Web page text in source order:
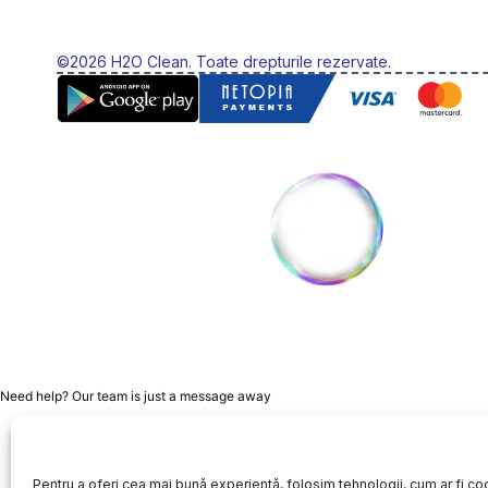
Pentru a oferi cea mai bună experiență, folosim tehnologii, cum ar fi
©2026 H2O Clean. Toate drepturile rezervate.
Need help? Our team is just a message away